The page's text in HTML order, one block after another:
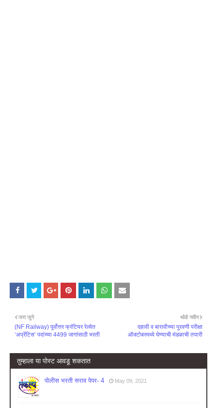
थोडे नवीन
दहावी व बारावीच्या पुरवणी परीक्षा
ऑक्टोबरमध्ये घेण्याची मंडळाची तयारी
जरा जुने
(NF Railway) पूर्वोत्तर फ्रंटियर रेल्वेत
‘अप्रेंटिस’ पदांच्या 4499 जागांसाठी भरती
तुम्‍हाला या पोस्‍ट आवडू शकतात
पोलीस भरती सराव पेपर- 4 May 09, 2021